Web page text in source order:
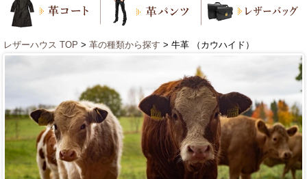
レザーハウス TOP > 革の種類から探す > 牛革 （カウハイド）